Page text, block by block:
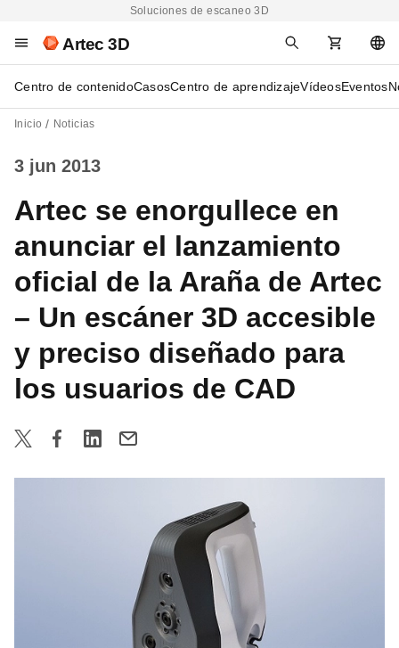
Soluciones de escaneo 3D
Artec 3D
Centro de contenidoCasosCentro de aprendizajeVídeosEventos
Inicio Noticias
3 jun 2013
Artec se enorgullece en
anunciar el lanzamiento
oficial de la Araña de Artec
– Un escáner 3D accesible
y preciso diseñado para
los usuarios de CAD